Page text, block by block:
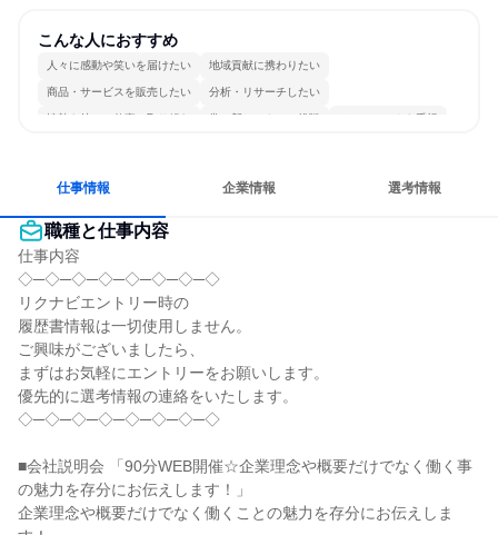
こんな人におすすめ
人々に感動や笑いを届けたい 地域貢献に携わりたい
商品・サービスを販売したい 分析・リサーチしたい
情熱を持って仕事に取り組む 常に新しいものに挑戦 チームワークを重視
仕事情報 企業情報 選考情報
職種と仕事内容
仕事内容
◇─◇─◇─◇─◇─◇─◇─◇
リクナビエントリー時の
履歴書情報は一切使用しません。
ご興味がございましたら、
まずはお気軽にエントリーをお願いします。
優先的に選考情報の連絡をいたします。
◇─◇─◇─◇─◇─◇─◇─◇
■会社説明会 「90分WEB開催☆企業理念や概要だけでなく働く事
の魅力を存分にお伝えします！」
企業理念や概要だけでなく働くことの魅力を存分にお伝えしま